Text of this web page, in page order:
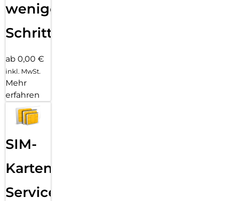
wenigen
Schritten
ab 0,00 €
inkl. MwSt.
Mehr
erfahren
SIM-
Karten
Service: